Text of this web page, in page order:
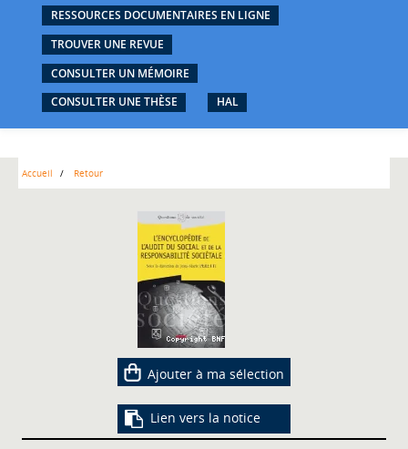
RESSOURCES DOCUMENTAIRES EN LIGNE
TROUVER UNE REVUE
CONSULTER UN MÉMOIRE
CONSULTER UNE THÈSE
HAL
Accueil Retour
Ajouter à ma sélection
Lien vers la notice